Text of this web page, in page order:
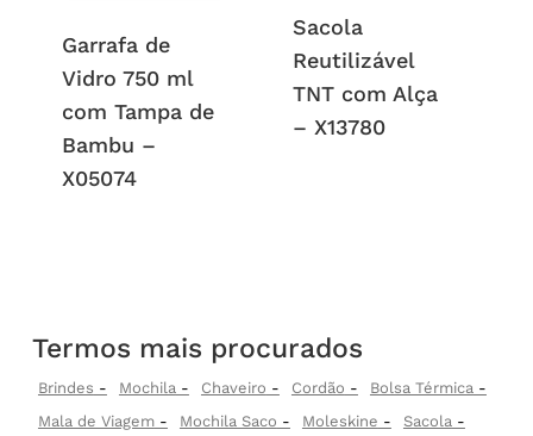
Garrafa de
Vidro 750 ml
com Tampa de
Bambu –
X05074
Sacola
Reutilizável
TNT com Alça
– X13780
Termos mais procurados
Brindes Mochila Chaveiro Cordão
Bolsa Térmica
Mala de Viagem
Mochila Saco Moleskine
Sacola